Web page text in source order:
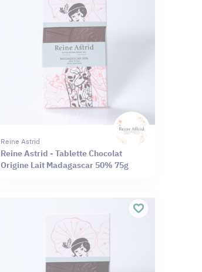
Reine Astrid
Reine Astrid - Tablette Chocolat
Origine Lait Madagascar 50% 75g